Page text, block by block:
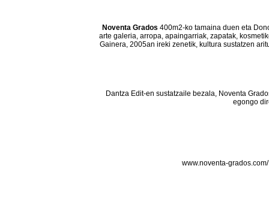
Noventa Grados 400m2-ko tamaina duen eta
arte galeria, arropa, apaingarriak, zapatak,
Gainera, 2005an ireki zenetik, kultura sustatzen
Dantza Edit-en sustatzaile bezala, Noventa
egongo
www.noventa-